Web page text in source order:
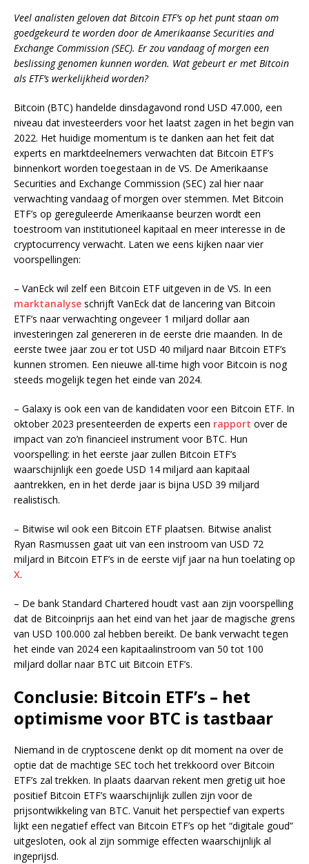
Veel analisten geloven dat Bitcoin ETF’s op het punt staan om
goedgekeurd te worden door de Amerikaanse Securities and
Exchange Commission (SEC). Er zou vandaag of morgen een
beslissing genomen kunnen worden. Wat gebeurt er met Bitcoin
als ETF’s werkelijkheid worden?
Bitcoin (BTC) handelde dinsdagavond rond USD 47.000, een
niveau dat investeerders voor het laatst zagen in het begin van
2022. Het huidige momentum is te danken aan het feit dat
experts en marktdeelnemers verwachten dat Bitcoin ETF’s
binnenkort worden toegestaan in de VS. De Amerikaanse
Securities and Exchange Commission (SEC) zal hier naar
verwachting vandaag of morgen over stemmen. Met Bitcoin
ETF’s op gereguleerde Amerikaanse beurzen wordt een
toestroom van institutioneel kapitaal en meer interesse in de
cryptocurrency verwacht. Laten we eens kijken naar vier
voorspellingen:
– VanEck wil zelf een Bitcoin ETF uitgeven in de VS. In een
marktanalyse schrijft VanEck dat de lancering van Bitcoin
ETF’s naar verwachting ongeveer 1 miljard dollar aan
investeringen zal genereren in de eerste drie maanden. In de
eerste twee jaar zou er tot USD 40 miljard naar Bitcoin ETF’s
kunnen stromen. Een nieuwe all-time high voor Bitcoin is nog
steeds mogelijk tegen het einde van 2024.
– Galaxy is ook een van de kandidaten voor een Bitcoin ETF. In
oktober 2023 presenteerden de experts een rapport over de
impact van zo’n financieel instrument voor BTC. Hun
voorspelling: in het eerste jaar zullen Bitcoin ETF’s
waarschijnlijk een goede USD 14 miljard aan kapitaal
aantrekken, en in het derde jaar is bijna USD 39 miljard
realistisch.
– Bitwise wil ook een Bitcoin ETF plaatsen. Bitwise analist
Ryan Rasmussen gaat uit van een instroom van USD 72
miljard in Bitcoin ETF’s in de eerste vijf jaar na hun toelating op
X.
– De bank Standard Chartered houdt vast aan zijn voorspelling
dat de Bitcoinprijs aan het eind van het jaar de magische grens
van USD 100.000 zal hebben bereikt. De bank verwacht tegen
het einde van 2024 een kapitaalinstroom van 50 tot 100
miljard dollar naar BTC uit Bitcoin ETF’s.
Conclusie: Bitcoin ETF’s – het
optimisme voor BTC is tastbaar
Niemand in de cryptoscene denkt op dit moment na over de
optie dat de machtige SEC toch het trekkoord over Bitcoin
ETF’s zal trekken. In plaats daarvan rekent men gretig uit hoe
positief Bitcoin ETF’s waarschijnlijk zullen zijn voor de
prijsontwikkeling van BTC. Vanuit het perspectief van experts
lijkt een negatief effect van Bitcoin ETF’s op het “digitale goud”
uitgesloten, ook al zijn sommige effecten waarschijnlijk al
ingeprijsd.